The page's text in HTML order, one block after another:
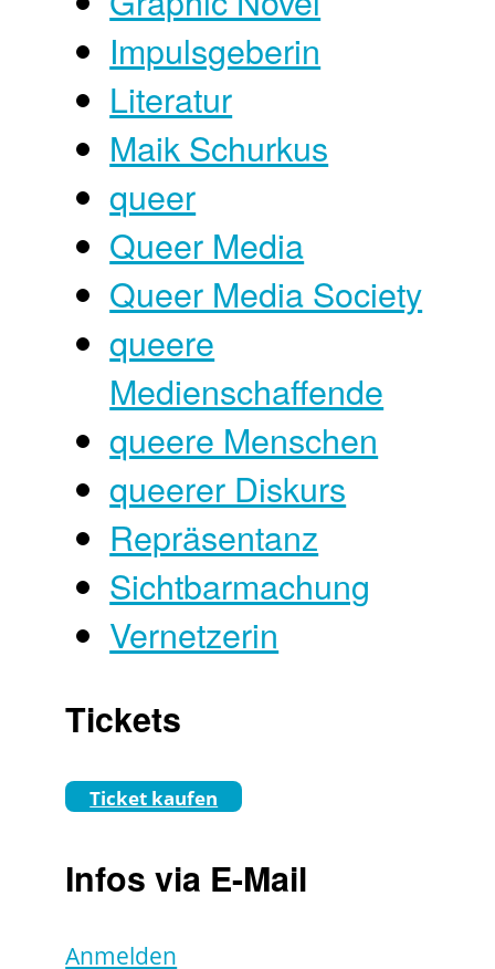
Impulsgeberin
Literatur
Maik Schurkus
queer
Queer Media
Queer Media Society
queere
Medienschaffende
queere Menschen
queerer Diskurs
Repräsentanz
Sichtbarmachung
Vernetzerin
Tickets
Ticket kaufen
Infos via E-Mail
Anmelden